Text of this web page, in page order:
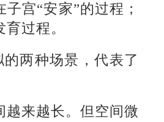
宫“安家”的过程；
过程。
两种场景，代表了
来越长。但空间微